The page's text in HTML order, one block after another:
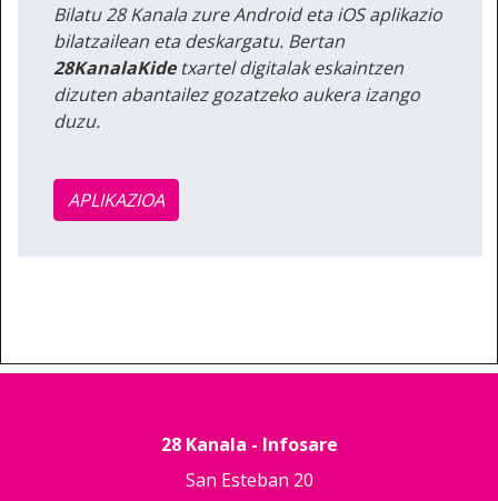
Bilatu 28 Kanala zure Android eta iOS aplikazio
bilatzailean eta deskargatu. Bertan
28KanalaKidetxartel digitalak eskaintzen
dizuten abantailez gozatzeko aukera izango
duzu.
APLIKAZIOA
28 Kanala - Infosare
San Esteban 20